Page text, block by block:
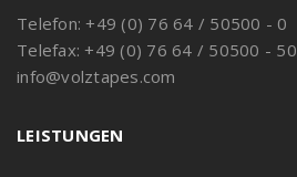
Telefon: +49 (0) 76 64 / 50500 - 0
Telefax: +49 (0) 76 64 / 50500 - 50
info@volztapes.com
LEISTUNGEN